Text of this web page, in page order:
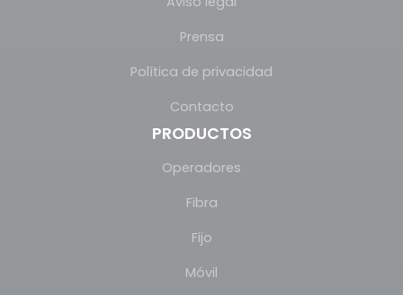
Prensa
Política de privacidad
Contacto
PRODUCTOS
Operadores
Fibra
Fijo
Móvil